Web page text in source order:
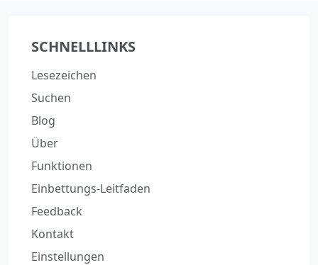
SCHNELLLINKS
Lesezeichen
Suchen
Blog
Über
Funktionen
Einbettungs-Leitfaden
Feedback
Kontakt
Einstellungen